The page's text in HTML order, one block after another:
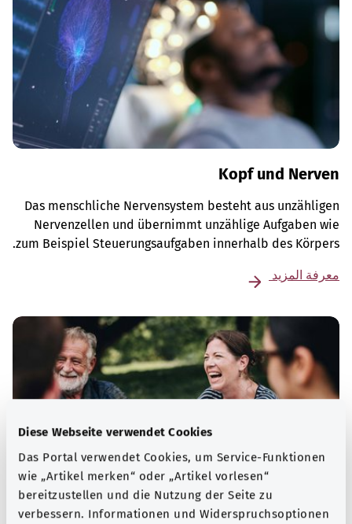
Diese Webseite verwendet Cookies
Das Portal verwendet Cookies, um Service-Funktionen
wie „Artikel merken“ oder „Artikel vorlesen“
bereitzustellen und die Nutzung der Seite zu
verbessern. Informationen und Widerspruchsoptionen
Kopf und Nerven
Das menschliche Nervensystem besteht aus unzähligen
Nervenzellen und übernimmt unzählige Aufgaben wie
zum Beispiel Steuerungsaufgaben innerhalb des Körpers.
معرفة المزيد